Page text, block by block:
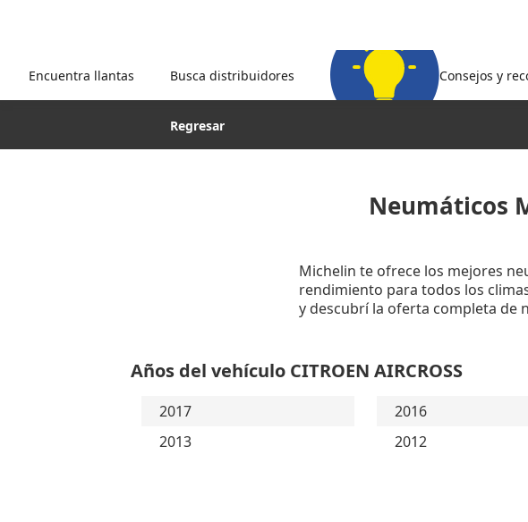
Encuentra llantas Busca distribuidores Consejos y
Regresar
Neumáticos
Michelin te ofrece los mejores
rendimiento para todos los
y descubrí la oferta completa de
Años del vehículo CITROEN AIRCROSS
2017 2016
2013
2012